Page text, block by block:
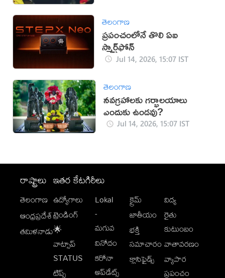
తెలంగాణ
ప్రపంచంలోనే తొలి ఏఐ
స్మార్ట్‌ఫోన్
Jul 14, 2026, 15:07 IST
తెలంగాణ
నవగ్రహాలకు గర్భాలయాలు
ఎందుకు ఉండవు?
Jul 14, 2026, 15:07 IST
రాష్ట్రాలు
తెలంగాణ
ఆంధ్రప్రదేశ్
తమిళనాడు
ఇతర కేటగిరీలు
ఉద్యోగాలు
ట్రెండింగ్
🌟
వాట్సాప్
STATUS
టిప్స్
Lokal
-
మగువ
వినోదం
కరోనా
అప్‌డేట్స్
క్రైమ్
జాతీయం
భక్తి
సమాచారం
క్లాసిఫైడ్స్
విద్య
రైతు
కుటుంబం
వాతావరణం
వ్యాపార
ప్రపంచం